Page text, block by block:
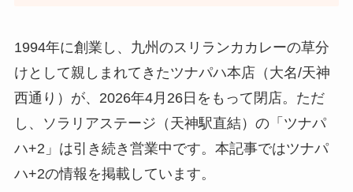
1994年に創業し、九州のスリランカカレーの草分
けとして親しまれてきたツナパハ本店（大名/天神
西通り）が、2026年4月26日をもって閉店。ただ
し、ソラリアステージ（天神駅直結）の「ツナパ
ハ+2」は引き続き営業中です。本記事ではツナパ
ハ+2の情報を掲載しています。